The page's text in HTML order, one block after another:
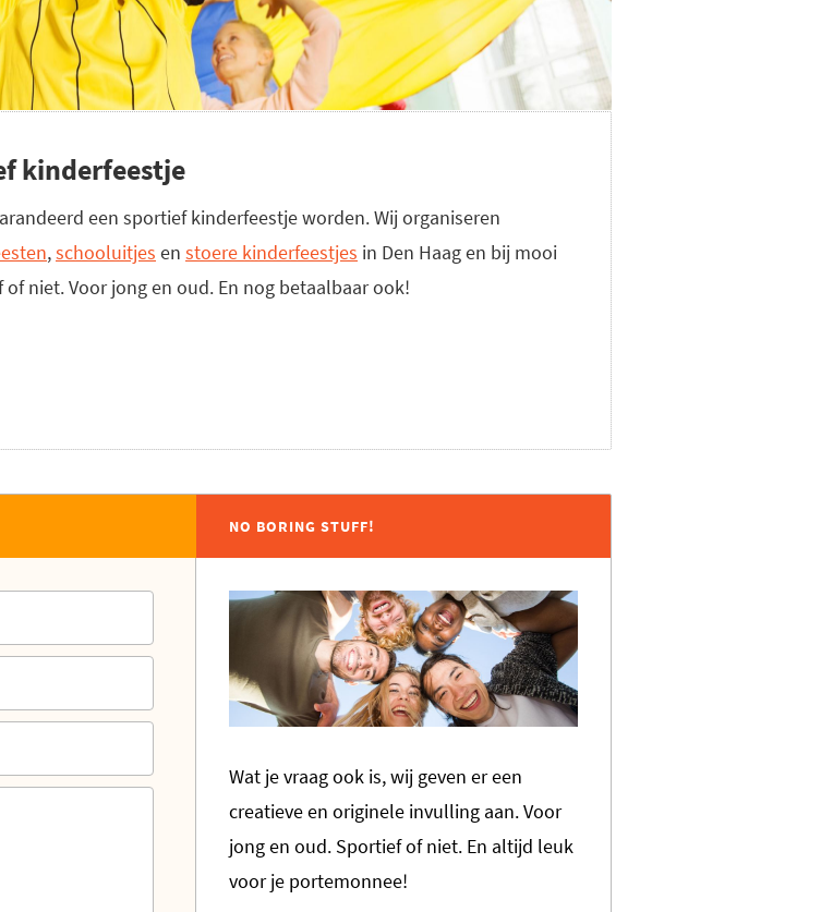
kinderfeestje
een sportief kinderfeestje worden. Wij organiseren
,schooluitjes en stoere kinderfeestjes in Den Haag en bij mooi
niet. Voor jong en oud. En nog betaalbaar ook!
NO BORING STUFF!
Wat je vraag ook is, wij geven er een
creatieve en originele invulling aan. Voor
jong en oud. Sportief of niet. En altijd leuk
voor je portemonnee!